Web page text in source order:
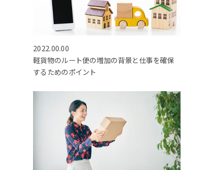
2022.00.00
軽貨物のルート便の増加の背景と仕事を確保
するためのポイント